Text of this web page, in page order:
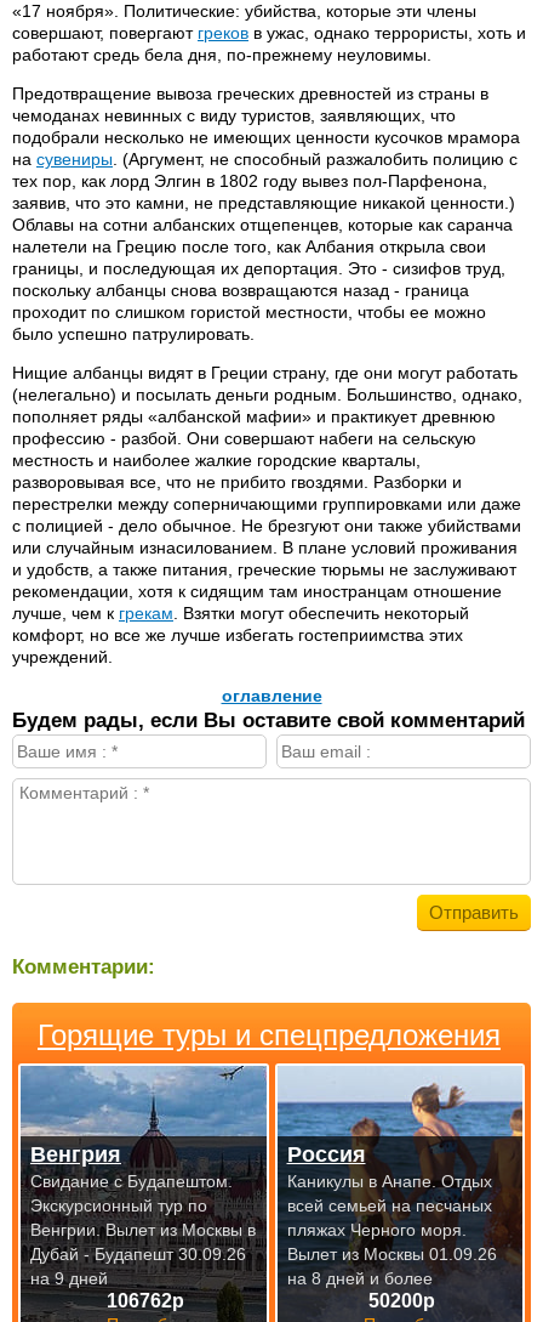
«17 ноября». Политические: убийства, которые эти члены
совершают, повергают греков в ужас, однако террористы, хоть и
работают средь бела дня, по-прежнему неуловимы.
Предотвращение вывоза греческих древностей из страны в
чемоданах невинных с виду туристов, заявляющих, что
подобрали несколько не имеющих ценности кусочков мрамора
на сувениры . (Аргумент, не способный разжалобить полицию с
тех пор, как лорд Элгин в 1802 году вывез пол-Парфенона,
заявив, что это камни, не представляющие никакой ценности.)
Облавы на сотни албанских отщепенцев, которые как саранча
налетели на Грецию после того, как Албания открыла свои
границы, и последующая их депортация. Это - сизифов труд,
поскольку албанцы снова возвращаются назад - граница
проходит по слишком гористой местности, чтобы ее можно
было успешно патрулировать.
Нищие албанцы видят в Греции страну, где они могут работать
(нелегально) и посылать деньги родным. Большинство, однако,
пополняет ряды «албанской мафии» и практикует древнюю
профессию - разбой. Они совершают набеги на сельскую
местность и наиболее жалкие городские кварталы,
разворовывая все, что не прибито гвоздями. Разборки и
перестрелки между соперничающими группировками или даже
с полицией - дело обычное. Не брезгуют они также убийствами
или случайным изнасилованием. В плане условий проживания
и удобств, а также питания, греческие тюрьмы не заслуживают
рекомендации, хотя к сидящим там иностранцам отношение
лучше, чем к грекам . Взятки могут обеспечить некоторый
комфорт, но все же лучше избегать гостеприимства этих
учреждений.
оглавление
Будем рады, если Вы оставите свой комментарий
Комментарии:
Горящие туры и спецпредложения
106762р
Венгрия
Свидание с Будапештом.
Экскурсионный тур по
Венгрии.Вылет из Москвы в
Дубай - Будапешт 30.09.26
на 9 дней
50200р
Россия
Каникулы в Анапе. Отдых
всей семьей на песчаных
пляжах Черного моря.
Вылет из Москвы 01.09.26
на 8 дней и более